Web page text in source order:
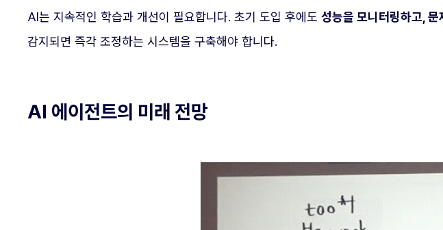
AI는 지속적인 학습과 개선이 필요합니다. 초기 도입 후에도 성능을 모니터링하고,
감지되면 즉각 조정하는 시스템을 구축해야 합니다.
AI 에이전트의 미래 전망